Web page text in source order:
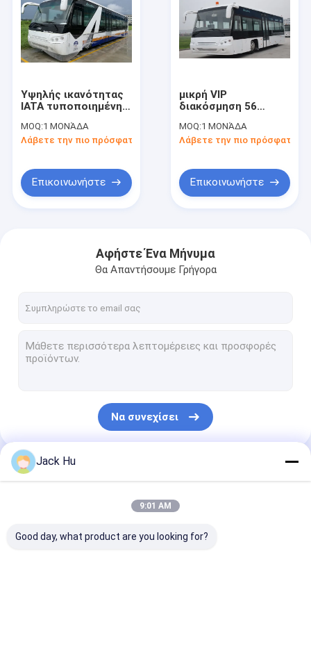
Περίπου εμείς
Γύρος εργοστασίων
Ζητήστε ένα απόσπασμα
Φορτηγό τομέα εστιάσεως
Αυτοπροωθούμενος φορτωτής ζωνών μεταφορέων
Φορτηγό υπηρεσιών νερού
Φορτηγό σέρβις τουαλέτας
Λεωφορείο επιβατών αερολιμένων
Υψηλής ικανότητας
IATA τυποποιημένη
πόλεων
αερολιμένων ζωή
MOQ:1 ΜΟΝΆΔΑ
Λάβετε την πιο πρόσφατη τιμή
Επικοινωνήστε
μικρή VIP
διακόσμηση 56
αερολιμένων
επιβατών επιβάτες
MOQ:1 ΜΟΝΆΔΑ
Λάβετε την πιο πρόσφατη
Επικοινωνήστε
Αφήστε Ένα Μήνυμα
Θα Απαντήσουμε Γρήγορα
Να συνεχίσει
Οι Κατηγορίες Μας
Jack Hu
9:01 AM
Good day, what product are you looking for?